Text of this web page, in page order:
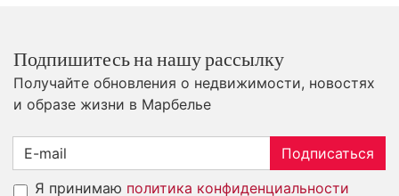
Подпишитесь на нашу рассылку
Получайте обновления о недвижимости, новостях
и образе жизни в Марбелье
Подписаться
Я принимаю политика конфиденциальности